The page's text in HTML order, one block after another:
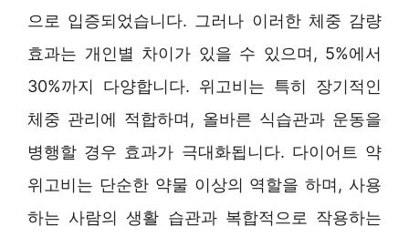
으로 입증되었습니다. 그러나 이러한 체중 감량
효과는 개인별 차이가 있을 수 있으며, 5%에서
30%까지 다양합니다. 위고비는 특히 장기적인
체중 관리에 적합하며, 올바른 식습관과 운동을
병행할 경우 효과가 극대화됩니다. 다이어트 약
위고비는 단순한 약물 이상의 역할을 하며, 사용
하는 사람의 생활 습관과 복합적으로 작용하는